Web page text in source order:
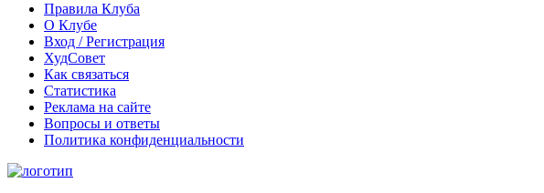
Правила Клуба
О Клубе
Вход / Регистрация
ХудСовет
Как связаться
Статистика
Реклама на сайте
Вопросы и ответы
Политика конфиденциальности